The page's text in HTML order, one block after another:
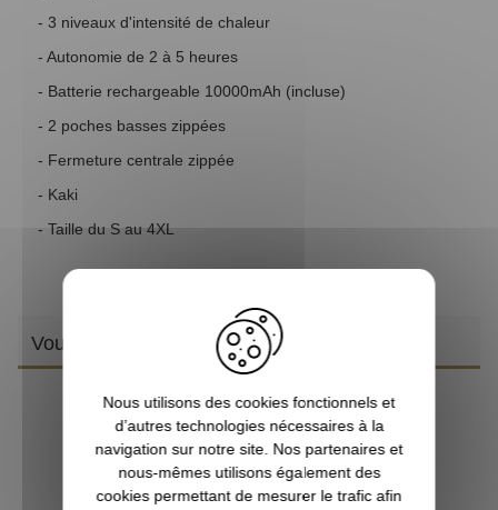
- 3 niveaux d'intensité de chaleur
- Autonomie de 2 à 5 heures
- Batterie rechargeable 10000mAh (incluse)
- 2 poches basses zippées
- Fermeture centrale zippée
- Kaki
- Taille du S au 4XL
Vous aimerez aussi
Nous utilisons des cookies fonctionnels et
d’autres technologies nécessaires à la
navigation sur notre site. Nos partenaires et
nous-mêmes utilisons également des
cookies permettant de mesurer le trafic afin